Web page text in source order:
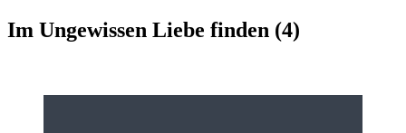
Im Ungewissen Liebe finden (4)